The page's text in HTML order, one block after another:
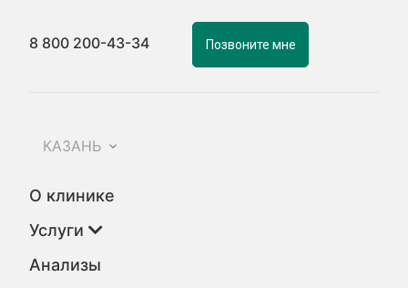
8 800 200-43-34 Позвоните мне
КАЗАНЬ
О клинике
Услуги
Анализы